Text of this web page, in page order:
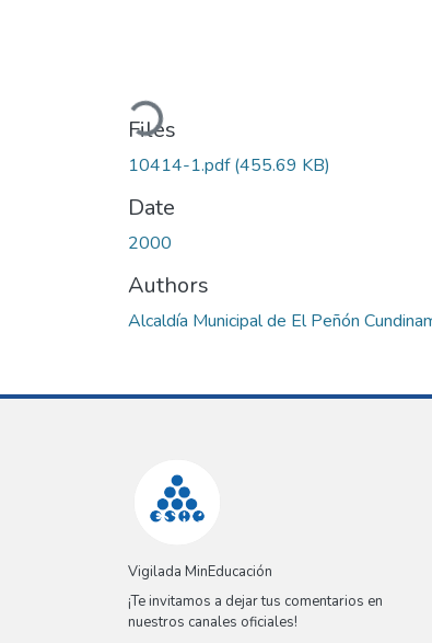
Loading...
Files
10414-1.pdf(455.69 KB)
Date
2000
Authors
Alcaldía Municipal de El Peñón
Vigilada MinEducación
¡Te invitamos a dejar tus comentarios en
nuestros canales oficiales!